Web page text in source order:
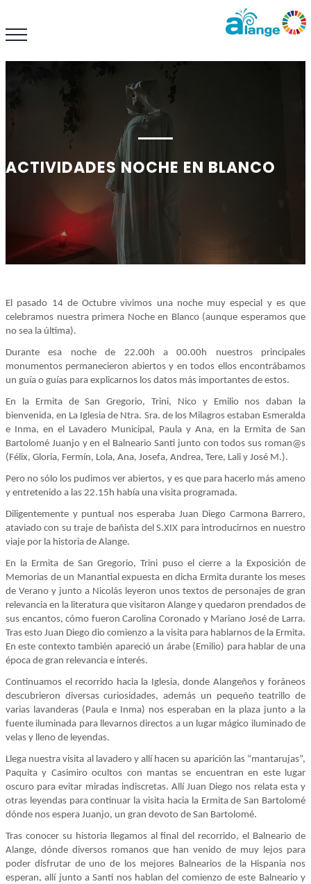
ACTIVIDADES NOCHE EN BLANCO
El pasado 14 de Octubre vivimos una noche muy especial y es que
celebramos nuestra primera Noche en Blanco (aunque esperamos que
no sea la última).
Durante esa noche de 22.00h a 00.00h nuestros principales
monumentos permanecieron abiertos y en todos ellos encontrábamos
un guía o guías para explicarnos los datos más importantes de estos.
En la Ermita de San Gregorio, Trini, Nico y Emilio nos daban la
bienvenida, en La Iglesia de Ntra. Sra. de los Milagros estaban Esmeralda
e Inma, en el Lavadero Municipal, Paula y Ana, en la Ermita de San
Bartolomé Juanjo y en el Balneario Santi junto con todos sus roman@s
(Félix, Gloria, Fermín, Lola, Ana, Josefa, Andrea, Tere, Lali y José M.).
Pero no sólo los pudimos ver abiertos, y es que para hacerlo más ameno
y entretenido a las 22.15h había una visita programada.
Diligentemente y puntual nos esperaba Juan Diego Carmona Barrero,
ataviado con su traje de bañista del S.XIX para introducirnos en nuestro
viaje por la historia de Alange.
En la Ermita de San Gregorio, Trini puso el cierre a la Exposición de
Memorias de un Manantial expuesta en dicha Ermita durante los meses
de Verano y junto a Nicolás leyeron unos textos de personajes de gran
relevancia en la literatura que visitaron Alange y quedaron prendados de
sus encantos, cómo fueron Carolina Coronado y Mariano José de Larra.
Tras esto Juan Diego dio comienzo a la visita para hablarnos de la Ermita.
En este contexto también apareció un árabe (Emilio) para hablar de una
época de gran relevancia e interés.
Continuamos el recorrido hacia la Iglesia, donde Alangeños y foráneos
descubrieron diversas curiosidades, además un pequeño teatrillo de
varias lavanderas (Paula e Inma) nos esperaban en la plaza junto a la
fuente iluminada para llevarnos directos a un lugar mágico iluminado de
velas y lleno de leyendas.
Llega nuestra visita al lavadero y allí hacen su aparición las “mantarujas”,
Paquita y Casimiro ocultos con mantas se encuentran en este lugar
oscuro para evitar miradas indiscretas. Allí Juan Diego nos relata esta y
otras leyendas para continuar la visita hacia la Ermita de San Bartolomé
dónde nos espera Juanjo, un gran devoto de San Bartolomé.
Tras conocer su historia llegamos al final del recorrido, el Balneario de
Alange, dónde diversos romanos que han venido de muy lejos para
poder disfrutar de uno de los mejores Balnearios de la Hispania nos
esperan, allí junto a Santi nos hablan del comienzo de este Balneario y